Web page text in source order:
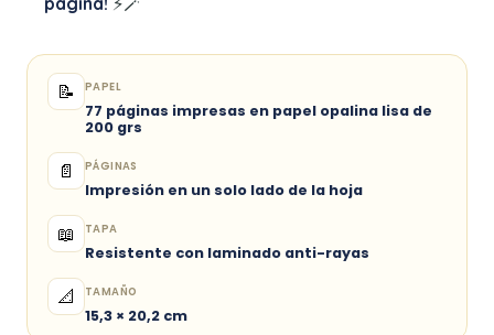
📝 PAPEL
77 páginas impresas en papel opalina lisa de
200 grs
📄 PÁGINAS
Impresión en un solo lado de la hoja
📖 TAPA
Resistente con laminado anti-rayas
📐 TAMAÑO
15,3 × 20,2 cm